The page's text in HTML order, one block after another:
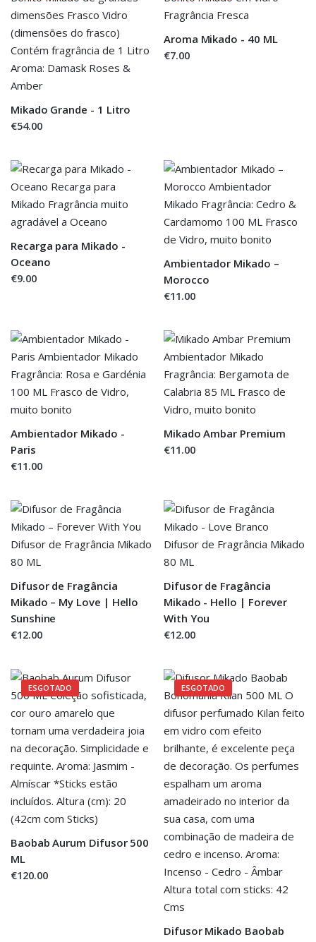
Mikado Grande - 1 Litro
€54.00
Aroma Mikado - 40 ML
€7.00
Recarga para Mikado -
Oceano
€9.00
Ambientador Mikado –
Morocco
€11.00
Ambientador Mikado -
Paris
€11.00
Mikado Ambar Premium
€11.00
Difusor de Fragância
Mikado – My Love | Hello
Sunshine
€12.00
Difusor de Fragância
Mikado - Hello | Forever
With You
€12.00
ESGOTADO
Baobab Aurum Difusor 500
ML
€120.00
ESGOTADO
Difusor Mikado Baobab